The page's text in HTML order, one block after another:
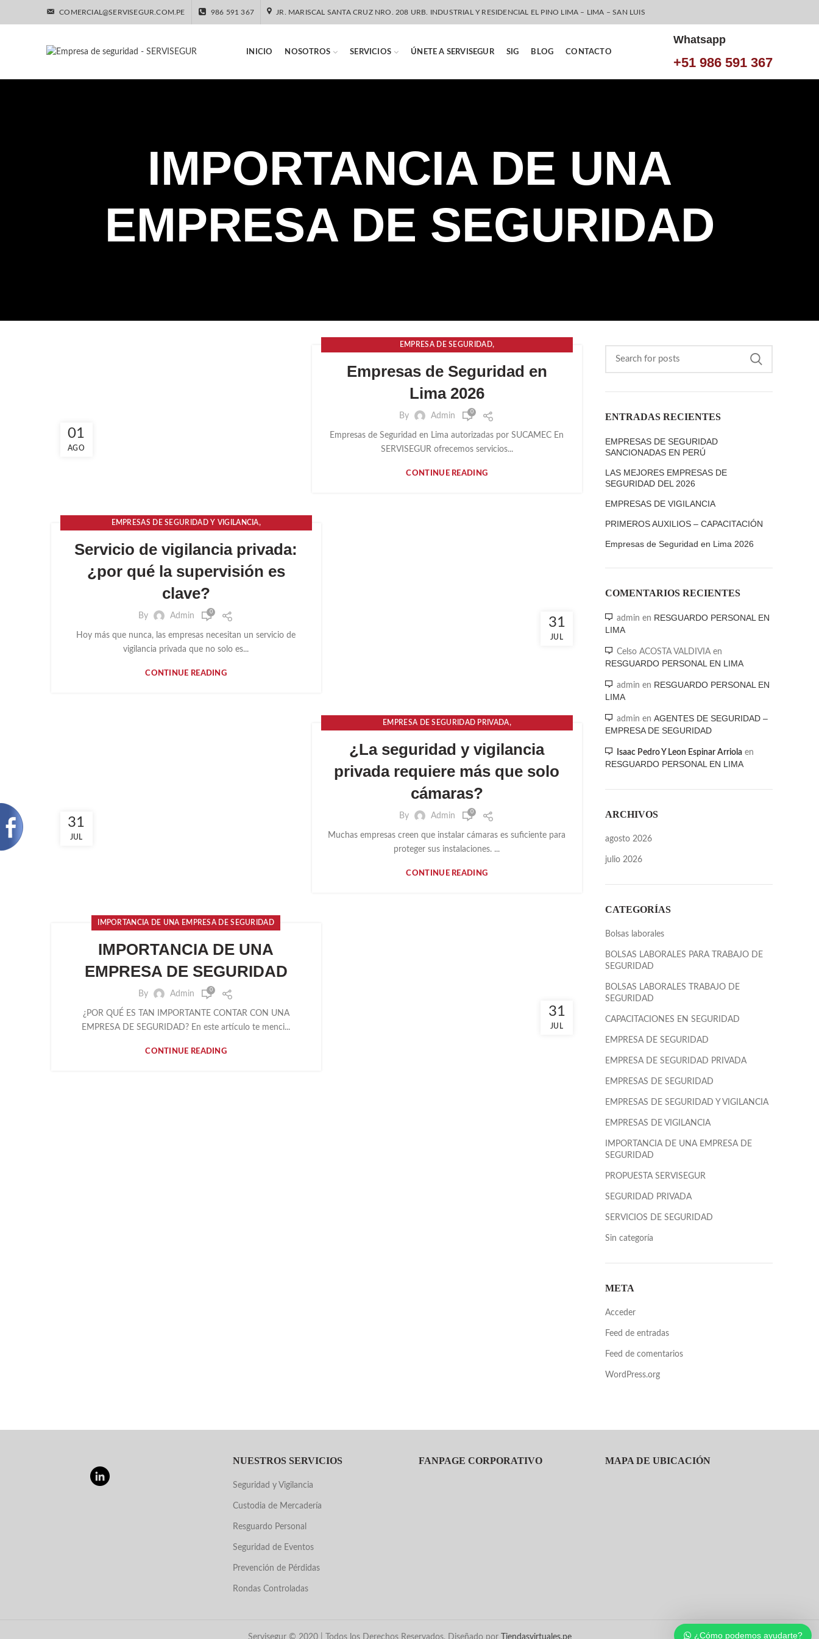
¿Cómo podemos ayudarte?
COMERCIAL@SERVISEGUR.COM.PE 986 591 367 JR. MARISCAL SANTA CRUZ NRO. 208 URB. INDUSTRIAL Y RESIDENCIAL EL PINO LIMA – LIMA – SAN LUIS
INICIO NOSOTROS SERVICIOS ÚNETE A SERVISEGUR SIG BLOG CONTACTO
Whatsapp
+51 986 591 367
IMPORTANCIA DE UNA
EMPRESA DE SEGURIDAD
01
AGO
EMPRESA DE SEGURIDAD,
IMPORTANCIA DE UNA EMPRESA DE SEGURIDAD
Empresas de Seguridad en
Lima 2026
By Admin 0
Empresas de Seguridad en Lima autorizadas por SUCAMEC En
SERVISEGUR ofrecemos servicios...
CONTINUE READING
31
JUL
EMPRESAS DE SEGURIDAD Y VIGILANCIA,
IMPORTANCIA DE UNA EMPRESA DE SEGURIDAD
Servicio de vigilancia privada:
¿por qué la supervisión es
clave?
By Admin 0
Hoy más que nunca, las empresas necesitan un servicio de
vigilancia privada que no solo es...
CONTINUE READING
31
JUL
EMPRESA DE SEGURIDAD PRIVADA,
¿La seguridad y vigilancia
privada requiere más que solo
cámaras?
By Admin 0
Muchas empresas creen que instalar cámaras es suficiente para
proteger sus instalaciones. ...
CONTINUE READING
31
JUL
IMPORTANCIA DE UNA EMPRESA DE SEGURIDAD
IMPORTANCIA DE UNA
EMPRESA DE SEGURIDAD
By Admin 0
¿POR QUÉ ES TAN IMPORTANTE CONTAR CON UNA
EMPRESA DE SEGURIDAD? En este artículo te menci...
CONTINUE READING
ENTRADAS RECIENTES
EMPRESAS DE SEGURIDAD
SANCIONADAS EN PERÚ
LAS MEJORES EMPRESAS DE
SEGURIDAD DEL 2026
EMPRESAS DE VIGILANCIA
PRIMEROS AUXILIOS – CAPACITACIÓN
Empresas de Seguridad en Lima 2026
COMENTARIOS RECIENTES
admin en RESGUARDO PERSONAL EN
LIMA
Celso ACOSTA VALDIVIAen
RESGUARDO PERSONAL EN LIMA
admin en RESGUARDO PERSONAL EN
LIMA
admin en AGENTES DE SEGURIDAD –
EMPRESA DE SEGURIDAD
Isaac Pedro Y Leon Espinar Arriolaen
RESGUARDO PERSONAL EN LIMA
ARCHIVOS
agosto 2026
julio 2026
CATEGORÍAS
Bolsas laborales
BOLSAS LABORALES PARA TRABAJO DE
SEGURIDAD
BOLSAS LABORALES TRABAJO DE
SEGURIDAD
CAPACITACIONES EN SEGURIDAD
EMPRESA DE SEGURIDAD
EMPRESA DE SEGURIDAD PRIVADA
EMPRESAS DE SEGURIDAD
EMPRESAS DE SEGURIDAD Y VIGILANCIA
EMPRESAS DE VIGILANCIA
IMPORTANCIA DE UNA EMPRESA DE
SEGURIDAD
PROPUESTA SERVISEGUR
SEGURIDAD PRIVADA
SERVICIOS DE SEGURIDAD
Sin categoría
META
Acceder
Feed de entradas
Feed de comentarios
WordPress.org
NUESTROS SERVICIOS
Seguridad y Vigilancia
Custodia de Mercadería
Resguardo Personal
Seguridad de Eventos
Prevención de Pérdidas
Rondas Controladas
FANPAGE CORPORATIVO MAPA DE UBICACIÓN
Servisegur © 2020 | Todos los Derechos Reservados, Diseñado por Tiendasvirtuales.pe